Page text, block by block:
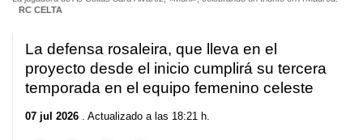
RC CELTA
La defensa rosaleira, que lleva en el
proyecto desde el inicio cumplirá su tercera
temporada en el equipo femenino celeste
07 jul 2026 . Actualizado a las 18:21 h.